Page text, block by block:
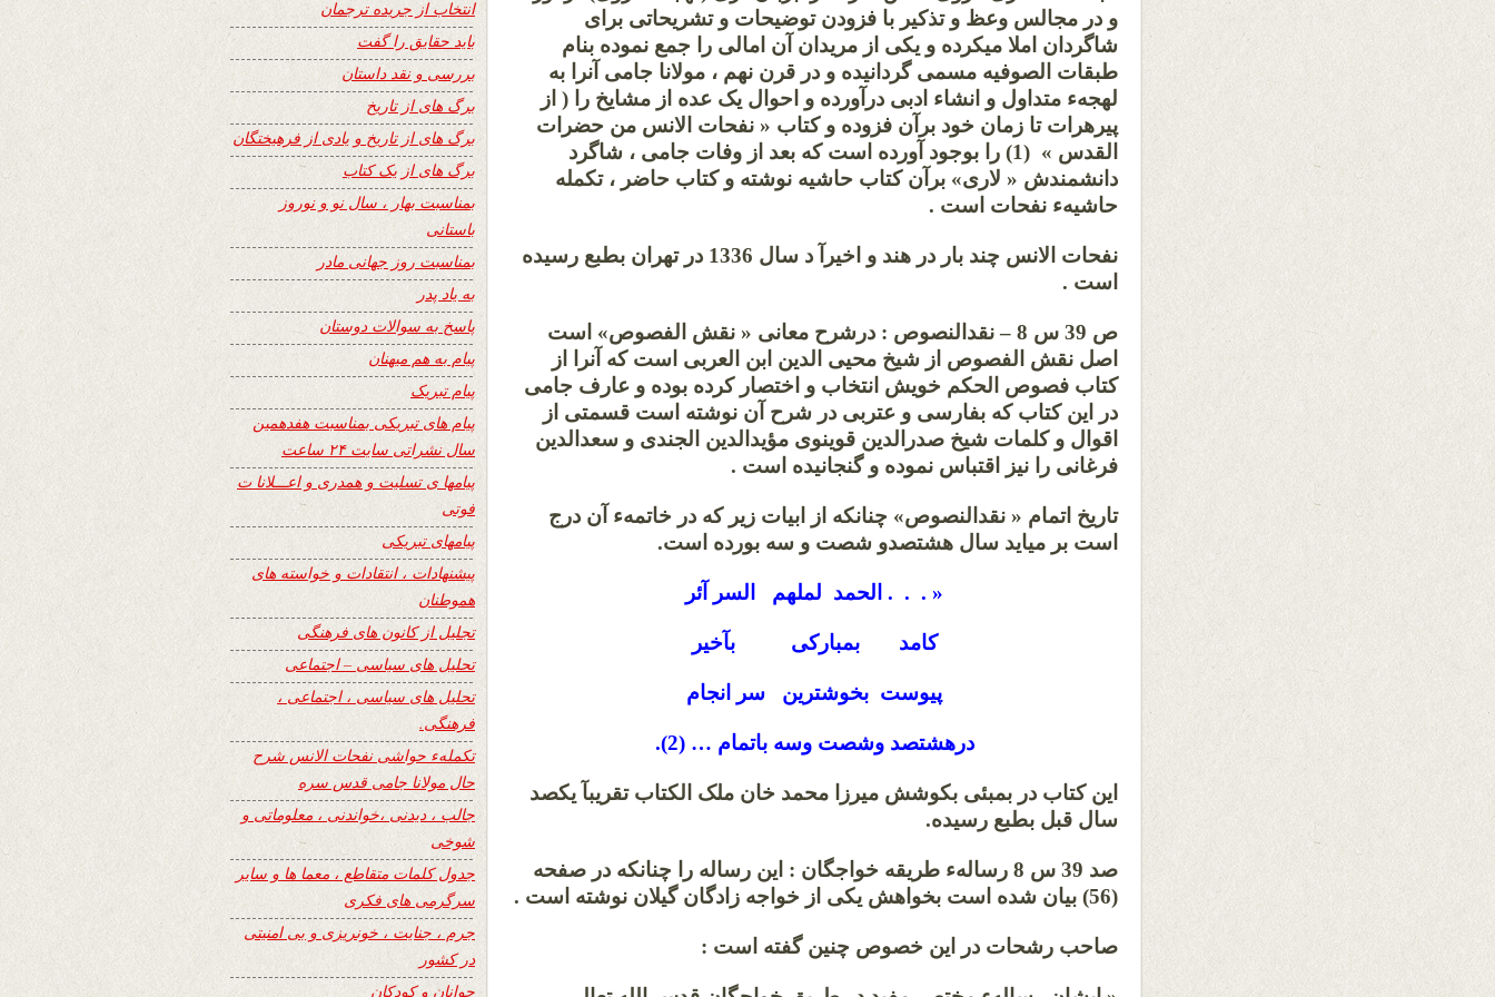
و در مجالس وعظ و تذکیر با فزودن توضیحات و تشریحاتی برای
شاگردان املا میکرده و یکی از مریدان آن امالی را جمع نموده بنام
طبقات الصوفیه مسمی گردانیده و در قرن نهم ، مولانا جامی آنرا به
لهجهء متداول و انشاء ادبی درآورده و احوال یک عده از مشایخ را ( از
پیرهرات تا زمان خود برآن فزوده و کتاب « نفحات الانس من حضرات
القدس » (1) را بوجود آورده است که بعد از وفات جامی ، شاگرد
دانشمندش « لاری» برآن کتاب حاشیه نوشته و کتاب حاضر ، تکمله
حاشیهء نفحات است .
نفحات الانس چند بار در هند و اخیرآ د سال 1336 در تهران بطبع رسیده
است .
ص 39 س 8 – نقدالنصوص : درشرح معانی « نقش الفصوص» است
اصل نقش الفصوص از شیخ محیی الدین ابن العربی است که آنرا از
کتاب فصوص الحکم خویش انتخاب و اختصار کرده بوده و عارف جامی
در این کتاب که بفارسی و عتربی در شرح آن نوشته است قسمتی از
اقوال و کلمات شیخ صدرالدین قوینوی مؤیدالدین الجندی و سعدالدین
فرغانی را نیز اقتباس نموده و گنجانیده است .
تاریخ اتمام « نقدالنصوص» چنانکه از ابیات زیر که در خاتمهء آن درج
است بر میاید سال هشتصدو شصت و سه بورده است.
« . . . الحمد لملهم السر آئر
کامد بمبارکی بآخیر
پیوست بخوشترین سر انجام
درهشتصد وشصت وسه باتمام … (2).
این کتاب در بمبئی بکوشش میرزا محمد خان ملک الکتاب تقریبآ یکصد
سال قبل بطبع رسیده.
صد 39 س 8 رسالهء طریقه خواجگان : این رساله را چنانکه در صفحه
(56) بیان شده است بخواهش یکی از خواجه زادگان گیلان نوشته است .
صاحب رشحات در این خصوص چنین گفته است :
انتخاب از جریده ترجمان
باید حقایق را گفت
بررسی و نقد داستان
برگ های از تاریخ
برگ های از تاریخ و یادی از فرهیختگان
برگ های از یک کتاب
بمناسبت بهار ، سال نو و نوروز
باستانی
بمناسبت روز جهانی مادر
به یاد پدر
پاسخ به سوالات دوستان
پیام به هم میهنان
پیام تبریک
پیام های تبریکی بمناسبت هفدهمین
سال نشراتی سایت ۲۴ ساعت
پیامها ی تسلیت و همدری و اعـــلانا ت
فوتی
پیامهای تبریکی
پیشنهادات ، انتقادات و خواسته های
هموطنان
تجلیل از کانون های فرهنگی
تحلیل های سیاسی – اجتماعی
تحلیل های سیاسی ، اجتماعی ،
فرهنگی.
تکملهء حواشی نفحات الانس شرح
حال مولانا جامی قدس سره
جالب ، دیدنی ،خواندنی ، معلوماتی و
شوخی
جدول کلمات متقاطع ، معما ها و سایر
سرگرمی های فکری
جرم ، جنایت ، خونریزی و بی امنیتی
در کشور
جوانان و کودکان